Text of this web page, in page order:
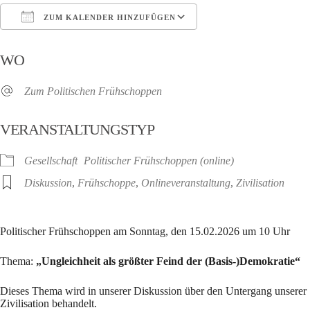
ZUM KALENDER HINZUFÜGEN
WO
Zum Politischen Frühschoppen
VERANSTALTUNGSTYP
Gesellschaft Politischer Frühschoppen (online)
Diskussion, Frühschoppe, Onlineveranstaltung, Zivilisation
Politischer Frühschoppen am Sonntag, den 15.02.2026 um 10 Uhr
Thema: „Ungleichheit als größter Feind der (Basis-)Demokratie“
Dieses Thema wird in unserer Diskussion über den Untergang unserer
Zivilisation behandelt.